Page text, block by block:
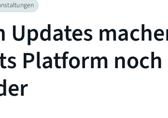
Updates
Platform noch